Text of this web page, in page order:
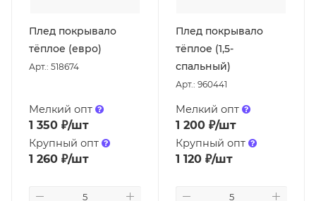
Плед покрывало
тёплое (евро)
Арт.: 518674
Мелкий опт
1 350 ₽/шт
Крупный опт
1 260 ₽/шт
Плед покрывало
тёплое (1,5-
спальный)
Арт.: 960441
Мелкий опт
1 200₽/шт
Крупный опт
1 120₽/шт